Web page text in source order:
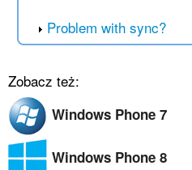
Problem with sync?
Zobacz też:
Windows Phone 7
Windows Phone 8